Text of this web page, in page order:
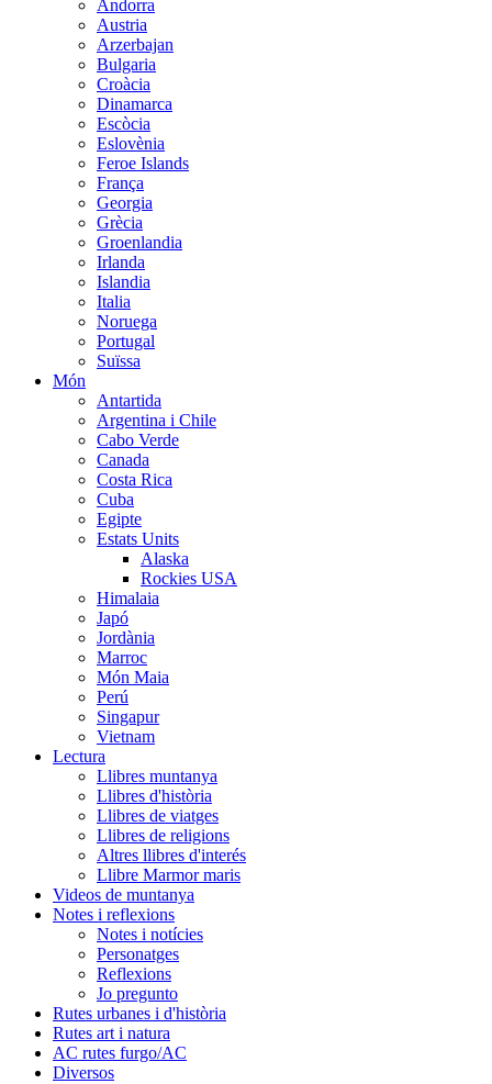
Andorra
Austria
Arzerbajan
Bulgaria
Croàcia
Dinamarca
Escòcia
Eslovènia
Feroe Islands
França
Georgia
Grècia
Groenlandia
Irlanda
Islandia
Italia
Noruega
Portugal
Suïssa
Món
Antartida
Argentina i Chile
Cabo Verde
Canada
Costa Rica
Cuba
Egipte
Estats Units
Alaska
Rockies USA
Himalaia
Japó
Jordània
Marroc
Món Maia
Perú
Singapur
Vietnam
Lectura
Llibres muntanya
Llibres d'història
Llibres de viatges
Llibres de religions
Altres llibres d'interés
Llibre Marmor maris
Videos de muntanya
Notes i reflexions
Notes i notícies
Personatges
Reflexions
Jo pregunto
Rutes urbanes i d'història
Rutes art i natura
AC rutes furgo/AC
Diversos